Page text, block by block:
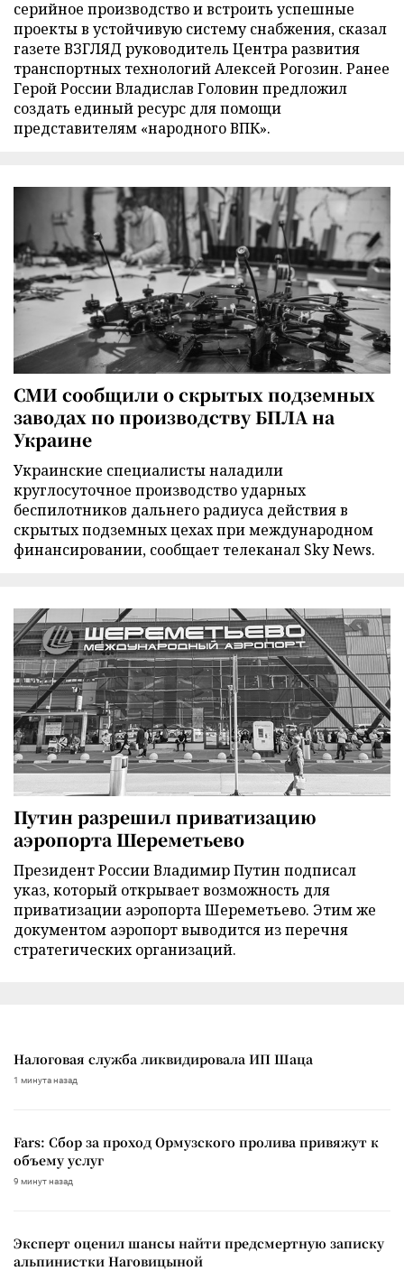
серийное производство и встроить успешные
проекты в устойчивую систему снабжения, сказал
газете ВЗГЛЯД руководитель Центра развития
транспортных технологий Алексей Рогозин. Ранее
Герой России Владислав Головин предложил
создать единый ресурс для помощи
представителям «народного ВПК».
СМИ сообщили о скрытых подземных
заводах по производству БПЛА на
Украине
Украинские специалисты наладили
круглосуточное производство ударных
беспилотников дальнего радиуса действия в
скрытых подземных цехах при международном
финансировании, сообщает телеканал Sky News.
Путин разрешил приватизацию
аэропорта Шереметьево
Президент России Владимир Путин подписал
указ, который открывает возможность для
приватизации аэропорта Шереметьево. Этим же
документом аэропорт выводится из перечня
стратегических организаций.
Налоговая служба ликвидировала ИП Шаца
1 минута назад
Fars: Сбор за проход Ормузского пролива привяжут к
объему услуг
9 минут назад
Эксперт оценил шансы найти предсмертную записку
альпинистки Наговицыной